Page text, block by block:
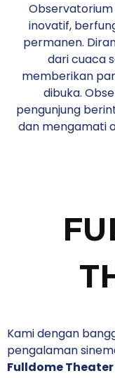
inovatif,
permanen.
dari cuaca
memberikan
dibuka.
pengunjung
dan mengamati
Kami dengan
pengalaman
Fulldome